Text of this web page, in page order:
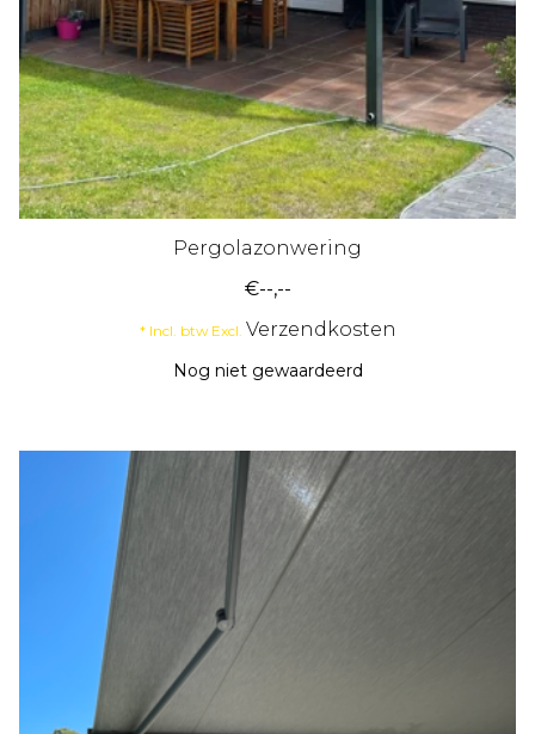
Pergolazonwering
€--,--
* Incl. btw Excl. Verzendkosten
Nog niet gewaardeerd